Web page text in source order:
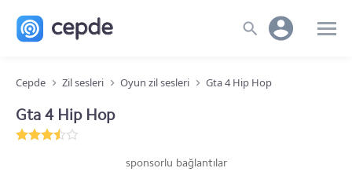
Cepde Zil sesleri Oyun zil sesleri Gta 4 Hip Hop
Gta 4 Hip Hop
sponsorlu bağlantılar